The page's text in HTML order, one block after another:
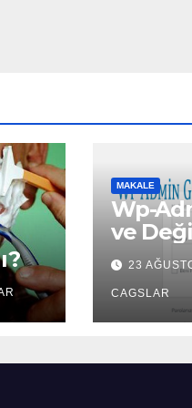
MAKALE
Wp-
ve
23
CAGSLAR